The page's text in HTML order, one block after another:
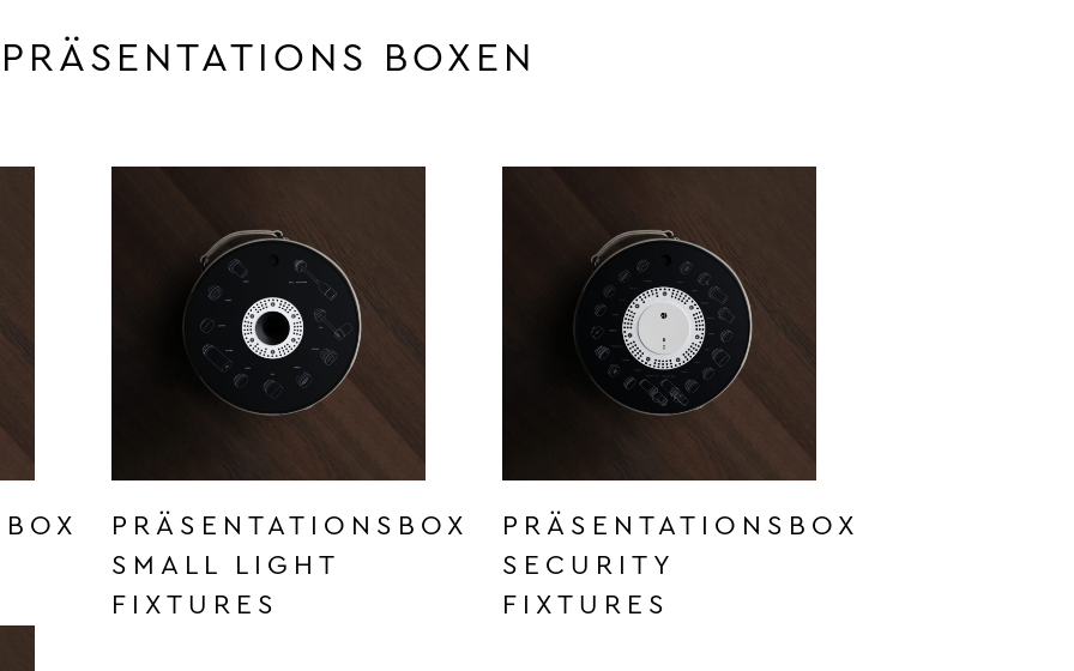
PRÄSENTATIONS BOXEN
PRÄSENTATIONSBOX
SMALL LIGHT
FIXTURES
PRÄSENTATIONSBOX
SECURITY
FIXTURES